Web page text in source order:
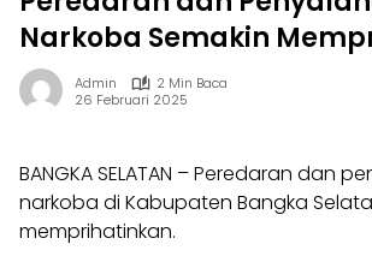
Narkoba Semakin
Admin
2 Min Baca
26 Februari 2025
BANGKA SELATAN – Peredaran dan
narkoba di Kabupaten Bangka
memprihatinkan.